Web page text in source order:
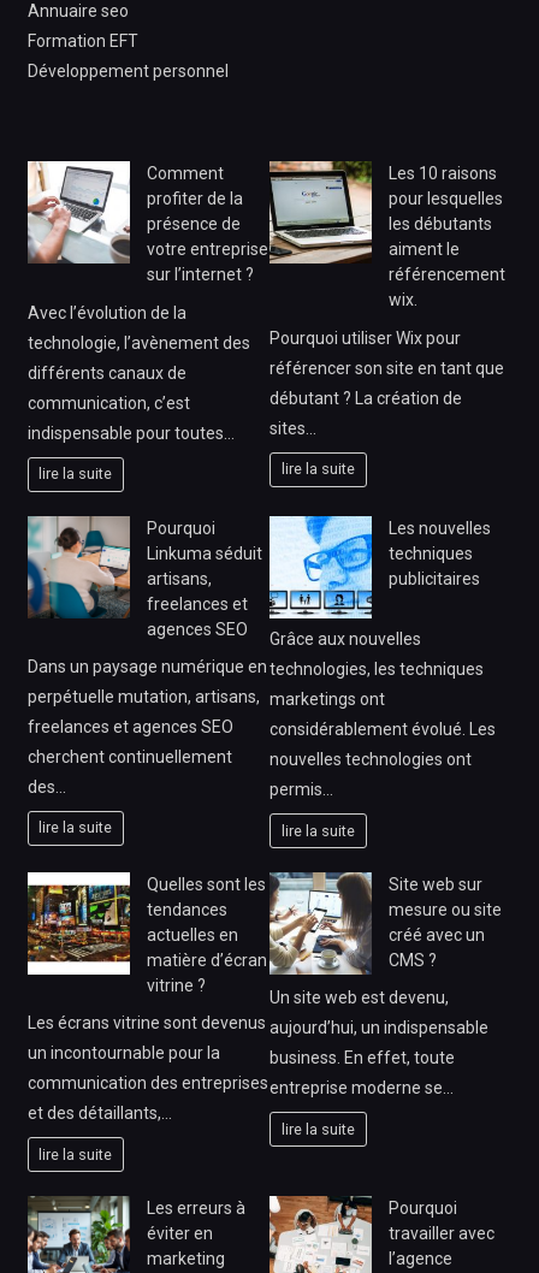
Annuaire seo
Formation EFT
Développement personnel
Comment
profiter de la
présence de
votre entreprise
sur l’internet ?
Avec l’évolution de la
technologie, l’avènement des
différents canaux de
communication, c’est
indispensable pour toutes…
lire la suite
Les 10 raisons
pour lesquelles
les débutants
aiment le
référencement
wix.
Pourquoi utiliser Wix pour
référencer son site en tant que
débutant ? La création de
sites…
lire la suite
Pourquoi
Linkuma séduit
artisans,
freelances et
agences SEO
Dans un paysage numérique en
perpétuelle mutation, artisans,
freelances et agences SEO
cherchent continuellement
des…
lire la suite
Les nouvelles
techniques
publicitaires
Grâce aux nouvelles
technologies, les techniques
marketings ont
considérablement évolué. Les
nouvelles technologies ont
permis…
lire la suite
Quelles sont les
tendances
actuelles en
matière d’écran
vitrine ?
Les écrans vitrine sont devenus
un incontournable pour la
communication des entreprises
et des détaillants,…
lire la suite
Site web sur
mesure ou site
créé avec un
CMS ?
Un site web est devenu,
aujourd’hui, un indispensable
business. En effet, toute
entreprise moderne se…
lire la suite
Les erreurs à
éviter en
marketing
Pourquoi
travailler avec
l’agence